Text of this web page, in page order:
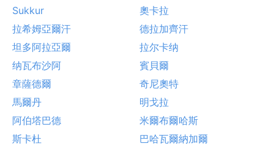
Sukkur
奧卡拉
拉希姆亞爾汗
德拉加齊汗
坦多阿拉亞爾
拉尔卡纳
纳瓦布沙阿
賓貝爾
章薩德爾
奇尼奧特
馬爾丹
明戈拉
阿伯塔巴德
米爾布爾哈斯
斯卡杜
巴哈瓦爾納加爾